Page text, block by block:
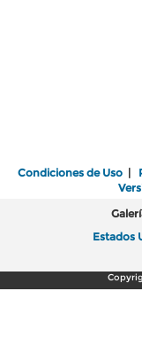
Condiciones de Uso |
Estados